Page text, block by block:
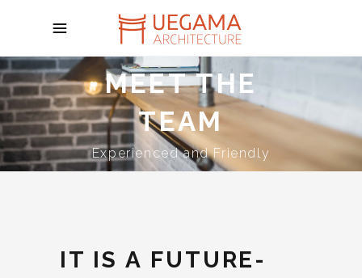
MEET THE
TEAM
Experienced and Friendly
IT IS A FUTURE-